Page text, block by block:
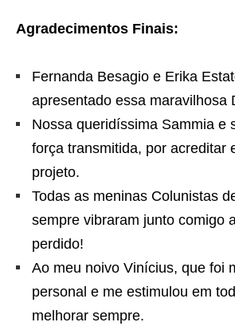
Agradecimentos Finais:
Fernanda Besagio e Erika
apresentado essa maravilhosa
Nossa queridíssima Sammia e
força transmitida, por acreditar
projeto.
Todas as meninas Colunistas
sempre vibraram junto comigo
perdido!
Ao meu noivo Vinícius, que foi
personal e me estimulou em
melhorar sempre.